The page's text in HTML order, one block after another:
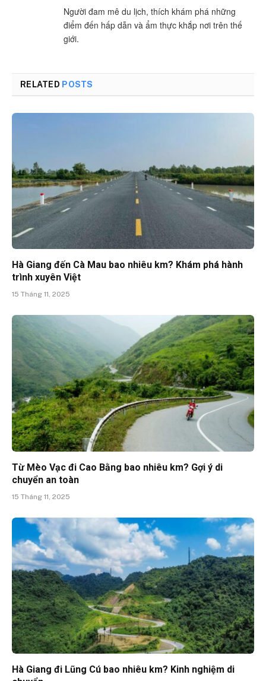
Người đam mê du lịch, thích khám phá những
điểm đến hấp dẫn và ẩm thực khắp nơi trên thế
giới.
RELATED POSTS
Hà Giang đến Cà Mau bao nhiêu km? Khám phá hành
trình xuyên Việt
15 Tháng 11, 2025
Từ Mèo Vạc đi Cao Bằng bao nhiêu km? Gợi ý di
chuyển an toàn
15 Tháng 11, 2025
Hà Giang đi Lũng Cú bao nhiêu km? Kinh nghiệm di